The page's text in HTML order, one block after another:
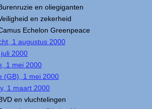
en oliegiganten
en zekerheid
Echelon Greenpeace
1 augustus 2000
2000
1 mei 2000
(GB), 1 mei 2000
1 maart 2000
en vluchtelingen